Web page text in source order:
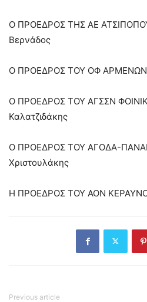
Ο ΠΡΟΕΔΡΟΣ ΤΗΣ ΑΕ
Βερνάδος
Ο ΠΡΟΕΔΡΟΣ ΤΟΥ ΟΦ ΑΡΜΕΝΩΝ
Ο ΠΡΟΕΔΡΟΣ ΤΟΥ ΑΓΣΣΝ
Καλατζιδάκης
Ο ΠΡΟΕΔΡΟΣ ΤΟΥ ΑΓΟΔΑ-
Χριστουλάκης
Η ΠΡΟΕΔΡΟΣ ΤΟΥ ΑΟΝ ΚΕΡΑΥΝΟΣ
Previous article